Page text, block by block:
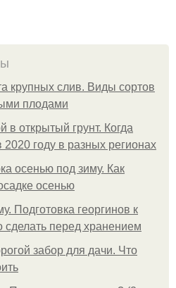
крупных слив. Виды сортов
плодами
в открытый грунт. Когда
2020 году в разных регионах
осенью под зиму. Как
осенью
Подготовка георгинов к
сделать перед хранением
забор для дачи. Что